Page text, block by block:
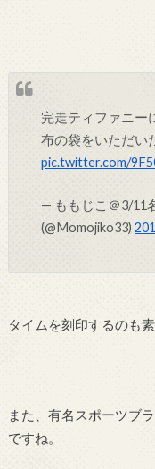
完走ティファニー
布の袋をいただ
pic.twitter.com/
— ももじこ＠3/11
(@Momojiko33)
タイムを刻印するのも
また、有名スポーツブ
ですね。